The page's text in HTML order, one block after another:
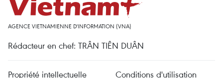
AGENCE VIETNAMIENNE D'INFORMATION (VNA)
Rédacteur en chef: TRÂN TIÊN DUÂN
Propriété intellectuelle Conditions d'utilisation